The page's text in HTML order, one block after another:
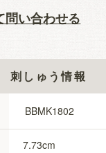
問い合わせる
刺しゅう情報
BBMK1802
7.73